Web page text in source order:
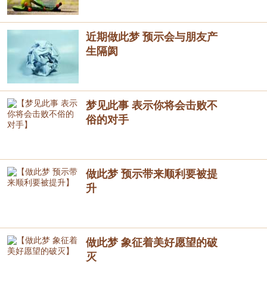
近期做此梦 预示会与朋友产
生隔阂
梦见此事 表示你将会击败不
俗的对手
做此梦 预示带来顺利要被提
升
做此梦 象征着美好愿望的破
灭